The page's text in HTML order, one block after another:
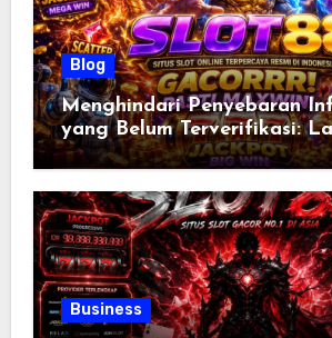
Blog
Menghindari Penyebaran
yang Belum Terverifikasi:
Bijak Menjadi Pengguna
Business